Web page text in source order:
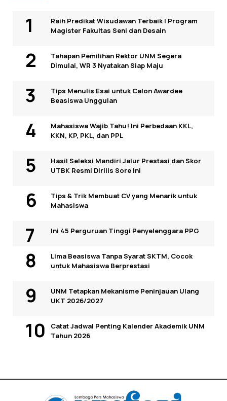
Raih Predikat Wisudawan Terbaik I Program
Magister Fakultas Seni dan Desain
Tahapan Pemilihan Rektor UNM Segera
Dimulai, WR 3 Nyatakan Siap Maju
Tips Menulis Esai untuk Calon Awardee
Beasiswa Unggulan
Mahasiswa Wajib Tahu! Ini Perbedaan KKL,
KKN, KP, PKL, dan PPL
Hasil Seleksi Mandiri Jalur Prestasi dan Skor
UTBK Resmi Dirilis Sore Ini
Tips & Trik Membuat CV yang Menarik untuk
Mahasiswa
Ini 45 Perguruan Tinggi Penyelenggara PPG
Lima Beasiswa Tanpa Syarat SKTM, Cocok
untuk Mahasiswa Berprestasi
UNM Tetapkan Mekanisme Peninjauan Ulang
UKT 2026/2027
Catat Jadwal Penting Kalender Akademik UNM
Tahun 2026